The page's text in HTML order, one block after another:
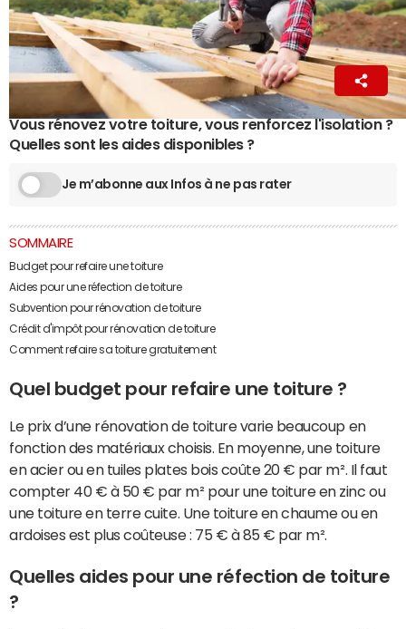
La Rédaction
10 juillet 2019 16:51
Vous rénovez votre toiture, vous renforcez l'isolation ?
Quelles sont les aides disponibles ?
Je m’abonne aux Infos à ne pas rater
SOMMAIRE
Budget pour refaire une toiture
Aides pour une réfection de toiture
Subvention pour rénovation de toiture
Crédit d'impôt pour rénovation de toiture
Comment refaire sa toiture gratuitement
Quel budget pour refaire une toiture ?
Le prix d’une rénovation de toiture varie beaucoup en
fonction des matériaux choisis. En moyenne, une toiture
en acier ou en tuiles plates bois coûte 20 € par m². Il faut
compter 40 € à 50 € par m² pour une toiture en zinc ou
une toiture en terre cuite. Une toiture en chaume ou en
ardoises est plus coûteuse : 75 € à 85 € par m².
Quelles aides pour une réfection de toiture
?